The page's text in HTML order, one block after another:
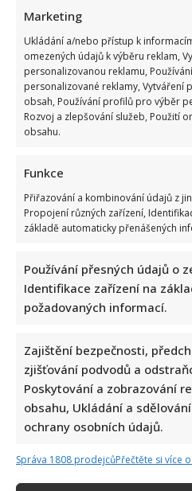
Marketing
Ukládání a/nebo přístup k
omezených údajů k výběru reklam,
personalizovanou reklamu,
personalizované reklamy,
obsah, Používání profilů pro výběr
Rozvoj a zlepšování služeb, Použití
obsahu.
Funkce
Přiřazování a kombinování údajů z
Propojení různých zařízení,
základě automaticky přenášených
Používání přesných údajů o
Identifikace zařízení na
požadovaných informací.
Zajištění bezpečnosti,
zjišťování podvodů a
Poskytování a zobrazování
obsahu, Ukládání a
ochrany osobních údajů.
Správa 1808 prodejcůPřečtěte si více